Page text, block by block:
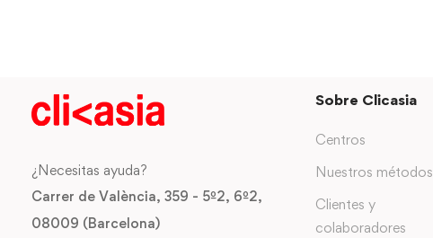
¿Necesitas ayuda?
Carrer de València, 359 - 5º2, 6º2,
08009 (Barcelona)
Sobre Clicasia
Centros
Nuestros métodos
Clientes y
colaboradores